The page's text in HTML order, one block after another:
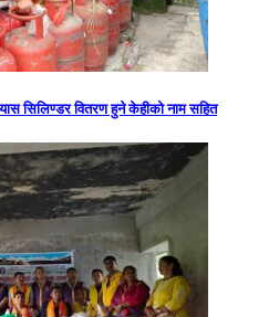
सिलिण्डर वितरण हुने केहीको नाम सहित